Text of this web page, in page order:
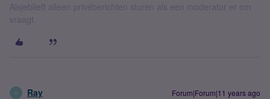
Alsjeblieft alleen privéberichten sturen als een moderator er om
vraagt.
R Ray Forum|Forum|11 years ago